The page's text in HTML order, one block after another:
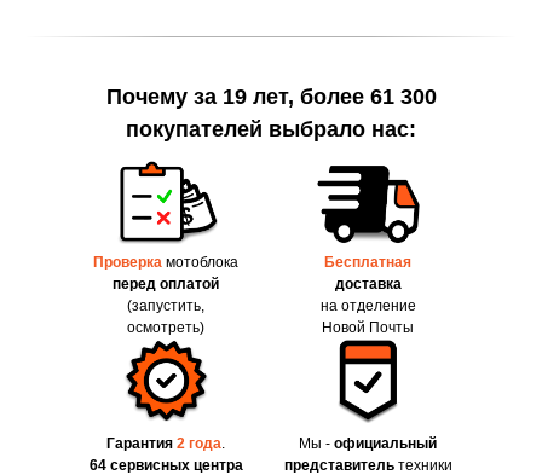
Почему за 19 лет, более 61 300
покупателей выбрало нас:
Проверка мотоблока
перед оплатой
(запустить,
осмотреть)
Гарантия 2 года.
64 сервисных центра
Бесплатная
доставка
на отделение
Новой Почты
Мы - официальный
представительтехники